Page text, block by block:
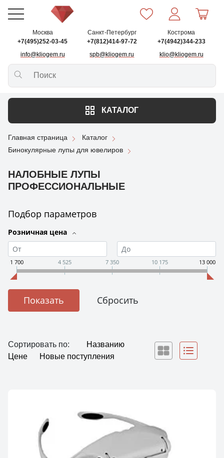
Москва
+7(495)252-03-45
info@kliogem.ru
Санкт-Петербург
+7(812)414-97-72
spb@kliogem.ru
Кострома
+7(4942)344-233
klio@kliogem.ru
КАТАЛОГ
Главная страница
Каталог
Бинокулярные лупы для ювелиров
НАЛОБНЫЕ ЛУПЫ
ПРОФЕССИОНАЛЬНЫЕ
Подбор параметров
Розничная цена
1 700 4 525 7 350 10 175 13 000
Сортировать по:
Названию
Цене
Новые поступления